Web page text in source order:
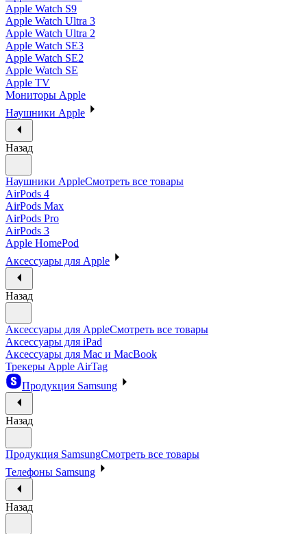
Apple Watch S9
Apple Watch Ultra 3
Apple Watch Ultra 2
Apple Watch SE3
Apple Watch SE2
Apple Watch SE
Apple TV
Мониторы Apple
Наушники Apple
Назад
Наушники AppleСмотреть все товары
AirPods 4
AirPods Max
AirPods Pro
AirPods 3
Apple HomePod
Аксессуары для Apple
Назад
Аксессуары для AppleСмотреть все товары
Аксессуары для iPad
Аксессуары для Mac и MacBook
Трекеры Apple AirTag
Продукция Samsung
Назад
Продукция SamsungСмотреть все товары
Телефоны Samsung
Назад